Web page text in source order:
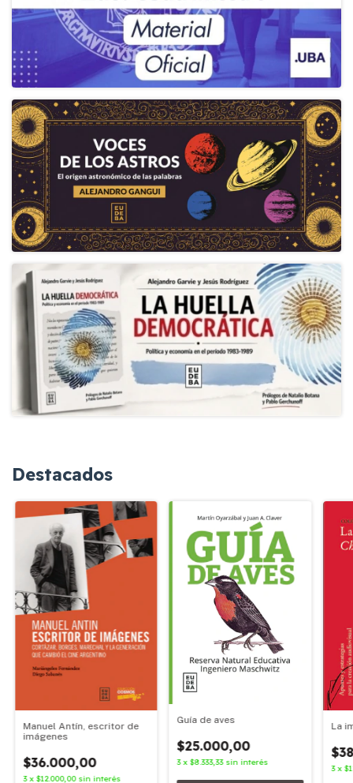
Destacados
Manuel Antín, escritor de
imágenes
$36.000,00
3 x $12.000,00 sin interés
Guía de aves
$25.000,00
3 x$8.333,33 sin interés
La
3 x